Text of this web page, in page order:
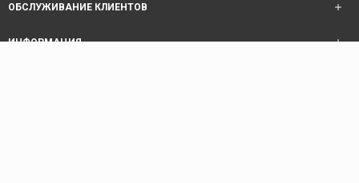
ОБСЛУЖИВАНИЕ КЛИЕНТОВ
ИНФОРМАЦИЯ